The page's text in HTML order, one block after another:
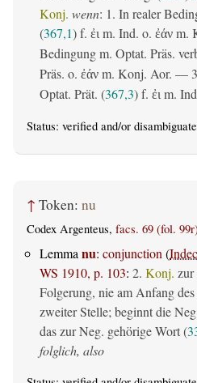
Konj. wenn: 1. In realer
(367,1) f. ἐι m. Ind. o. ἐάν m.
Bedingung m. Optat. Präs.
Präs. o. ἐάν m. Konj. Aor. —
Optat. Prät. (367,3) f. ἐι m.
Status: verified and/or
↑ Token: nu
Codex Argenteus, facs. 69 (fol.
Lemma nu: conjunction (
WS 1910, p. 103: 2. Konj. zur
Folgerung, nie am Anfang des
zweiter Stelle; beginnt die
das zur Neg. gehörige Wort (
folglich, also